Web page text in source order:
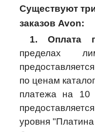
Существуют
заказов Avon:
1.
Оплата
пределах
по ценам
платежа на 10
уровня